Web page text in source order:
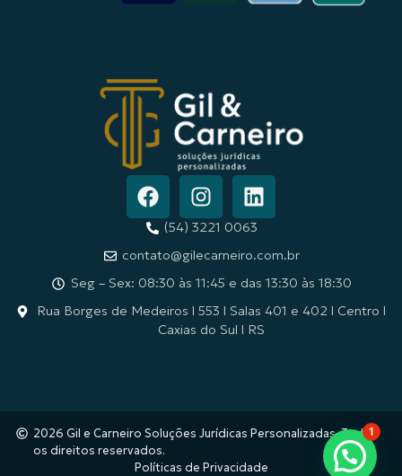
(54) 3221 0063
contato@gilecarneiro.com.br
Seg – Sex: 08:30 às 11:45 e das 13:30 às 18:30
Rua Borges de Medeiros l 553 l Salas 401 e 402 l Centro l
Caxias do Sul l RS
2026 Gil e Carneiro Soluções Jurídicas Personalizadas. Todos
os direitos reservados.
Políticas de Privacidade
1